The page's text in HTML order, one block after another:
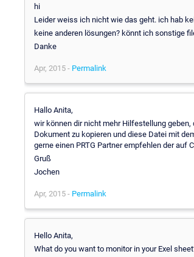
hi
Leider weiss ich nicht wie das geht. ich hab
keine anderen lösungen? könnt ich sonstige
Danke
Apr, 2015 - Permalink
Hallo Anita,
wir können dir nicht mehr Hilfestellung
Dokument zu kopieren und diese Datei mit
gerne einen PRTG Partner empfehlen der auf
Gruß
Jochen
Apr, 2015 - Permalink
Hello Anita,
What do you want to monitor in your Exel